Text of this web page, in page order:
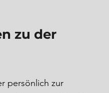
zu der
persönlich zur